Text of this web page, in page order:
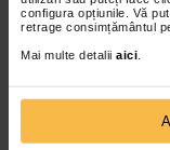
configura opțiunile. Vă
retrage consimțământul
Mai multe detalii aici
Realizate pe baza
Evaluarea si
Disponibile in